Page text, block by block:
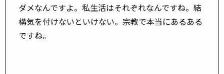
ダメなんですよ。私生活はそれぞれなんですね。結
構気を付けないといけない。宗教で本当にあるある
ですね。